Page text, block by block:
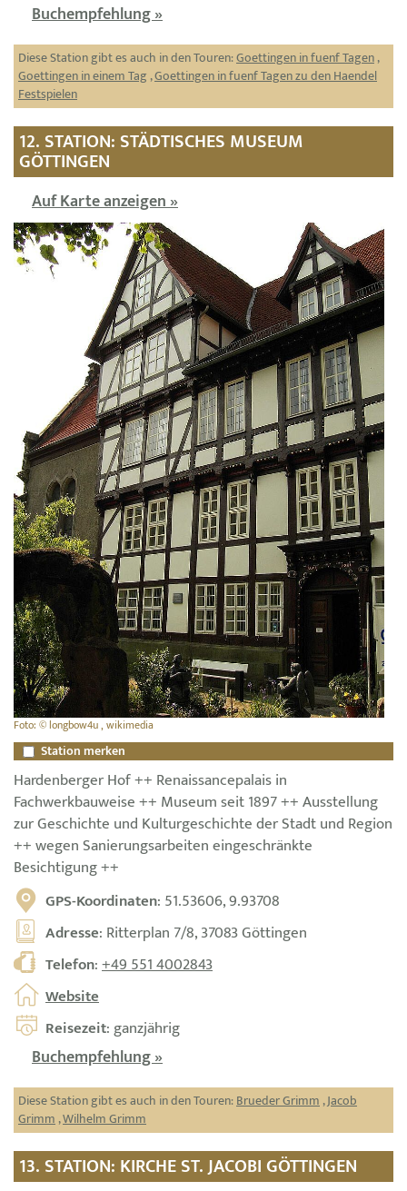
Buchempfehlung »
Diese Station gibt es auch in den Touren:Goettingen in fuenf Tagen,
Goettingen in einem Tag ,Goettingen in fuenf Tagen zu den Haendel
Festspielen
12. STATION: STÄDTISCHES MUSEUM
GÖTTINGEN
Auf Karte anzeigen »
Foto: © longbow4u , wikimedia
Station merken
Hardenberger Hof ++ Renaissancepalais in
Fachwerkbauweise ++ Museum seit 1897 ++ Ausstellung
zur Geschichte und Kulturgeschichte der Stadt und Region
++ wegen Sanierungsarbeiten eingeschränkte
Besichtigung ++
GPS-Koordinaten: 51.53606, 9.93708
Adresse: Ritterplan 7/8, 37083 Göttingen
Telefon:+49 551 4002843
Website
Reisezeit: ganzjährig
Buchempfehlung »
Diese Station gibt es auch in den Touren:Brueder Grimm ,Jacob
Grimm ,Wilhelm Grimm
13. STATION: KIRCHE ST. JACOBI GÖTTINGEN